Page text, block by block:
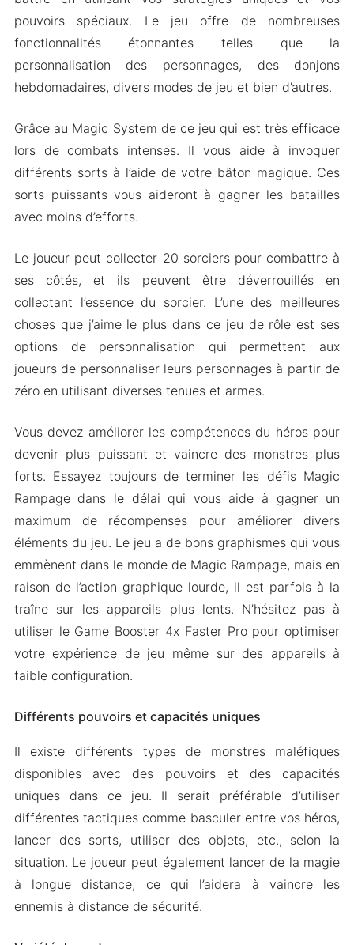
Caractéristiques du Mod
Noter
Télécharger Magic Rampage MOD Apk pour
Android 2024
pouvoirs spéciaux. Le jeu offre de nombreuses
fonctionnalités étonnantes telles que la
personnalisation des personnages, des donjons
hebdomadaires, divers modes de jeu et bien d’autres.
Grâce au Magic System de ce jeu qui est très efficace
lors de combats intenses. Il vous aide à invoquer
différents sorts à l’aide de votre bâton magique. Ces
sorts puissants vous aideront à gagner les batailles
avec moins d’efforts.
Le joueur peut collecter 20 sorciers pour combattre à
ses côtés, et ils peuvent être déverrouillés en
collectant l’essence du sorcier. L’une des meilleures
choses que j’aime le plus dans ce jeu de rôle est ses
options de personnalisation qui permettent aux
joueurs de personnaliser leurs personnages à partir de
zéro en utilisant diverses tenues et armes.
Vous devez améliorer les compétences du héros pour
devenir plus puissant et vaincre des monstres plus
forts. Essayez toujours de terminer les défis Magic
Rampage dans le délai qui vous aide à gagner un
maximum de récompenses pour améliorer divers
éléments du jeu. Le jeu a de bons graphismes qui vous
emmènent dans le monde de Magic Rampage, mais en
raison de l’action graphique lourde, il est parfois à la
traîne sur les appareils plus lents. N’hésitez pas à
utiliser le Game Booster 4x Faster Pro pour optimiser
votre expérience de jeu même sur des appareils à
faible configuration.
Différents pouvoirs et capacités uniques
Il existe différents types de monstres maléfiques
disponibles avec des pouvoirs et des capacités
uniques dans ce jeu. Il serait préférable d’utiliser
différentes tactiques comme basculer entre vos héros,
lancer des sorts, utiliser des objets, etc., selon la
situation. Le joueur peut également lancer de la magie
à longue distance, ce qui l’aidera à vaincre les
ennemis à distance de sécurité.